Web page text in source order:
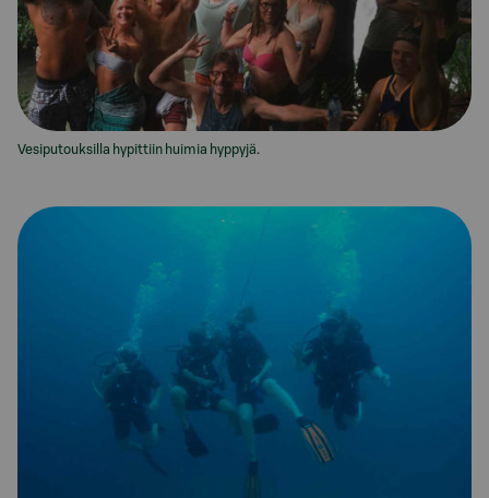
Vesiputouksilla hypittiin huimia hyppyjä.